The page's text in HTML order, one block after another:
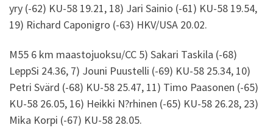
yry (-62) KU-58 19.21, 18) Jari Sainio (-61) KU-58 19.54,
19) Richard Caponigro (-63) HKV/USA 20.02.
M55 6 km maastojuoksu/CC 5) Sakari Taskila (-68)
LeppSi 24.36, 7) Jouni Puustelli (-69) KU-58 25.34, 10)
Petri Svärd (-68) KU-58 25.47, 11) Timo Paasonen (-65)
KU-58 26.05, 16) Heikki N?rhinen (-65) KU-58 26.28, 23)
Mika Korpi (-67) KU-58 28.05.